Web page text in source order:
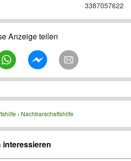
3387057622
Anzeige teilen
Nachbarschaftshilfe
interessieren